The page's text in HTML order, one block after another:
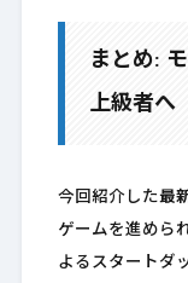
まとめ:
上級者へ
今回紹介した最
ゲームを進めら
よるスタートダ